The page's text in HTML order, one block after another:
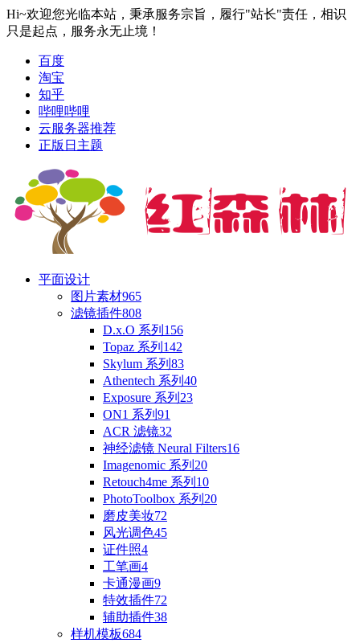
Hi~欢迎您光临本站，秉承服务宗旨，履行"站长"责任，相识
只是起点，服务永无止境！
百度
淘宝
知乎
哔哩哔哩
云服务器推荐
正版日主题
平面设计
图片素材965
滤镜插件808
D.x.O 系列 156
Topaz 系列 142
Skylum 系列 83
Athentech 系列 40
Exposure 系列 23
ON1 系列 91
ACR 滤镜32
神经滤镜 Neural Filters16
Imagenomic 系列 20
Retouch4me 系列 10
PhotoToolbox 系列 20
磨皮美妆72
风光调色45
证件照4
工笔画4
卡通漫画9
特效插件72
辅助插件38
样机模板684